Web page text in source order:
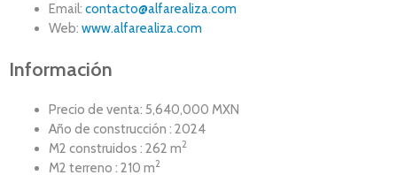
Email: contacto@alfarealiza.com
Web: www.alfarealiza.com
Información
Precio de venta: 5,640,000 MXN
Año de construcción : 2024
M2 construidos : 262 m2
M2 terreno : 210 m2